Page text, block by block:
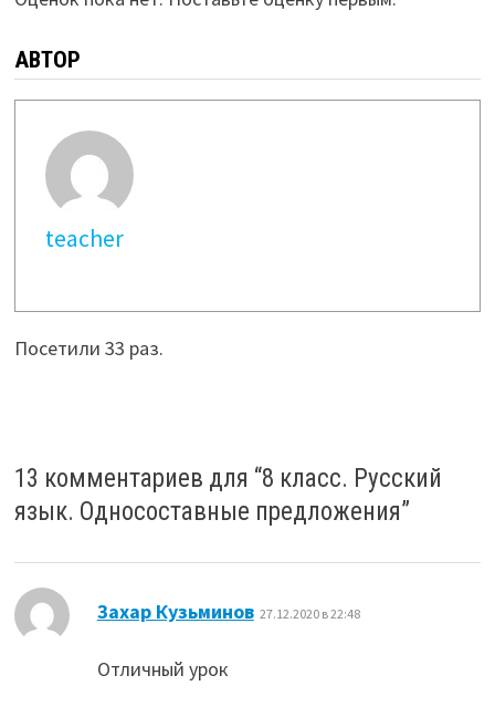
АВТОР
teacher
Посетили 33 раз.
13 комментариев для “8 класс. Русский
язык. Односоставные предложения”
Захар Кузьминов: 27.12.2020 в 22:48
Отличный урок